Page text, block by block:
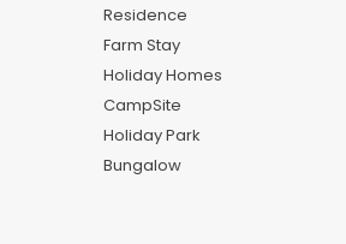
Residence
Farm Stay
Holiday Homes
CampSite
Holiday Park
Bungalow